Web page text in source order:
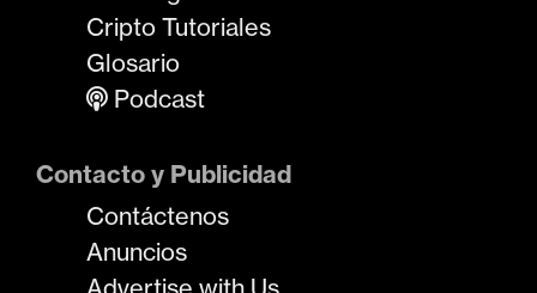
Cripto Tutoriales
Glosario
Podcast
Contacto y Publicidad
Contáctenos
Anuncios